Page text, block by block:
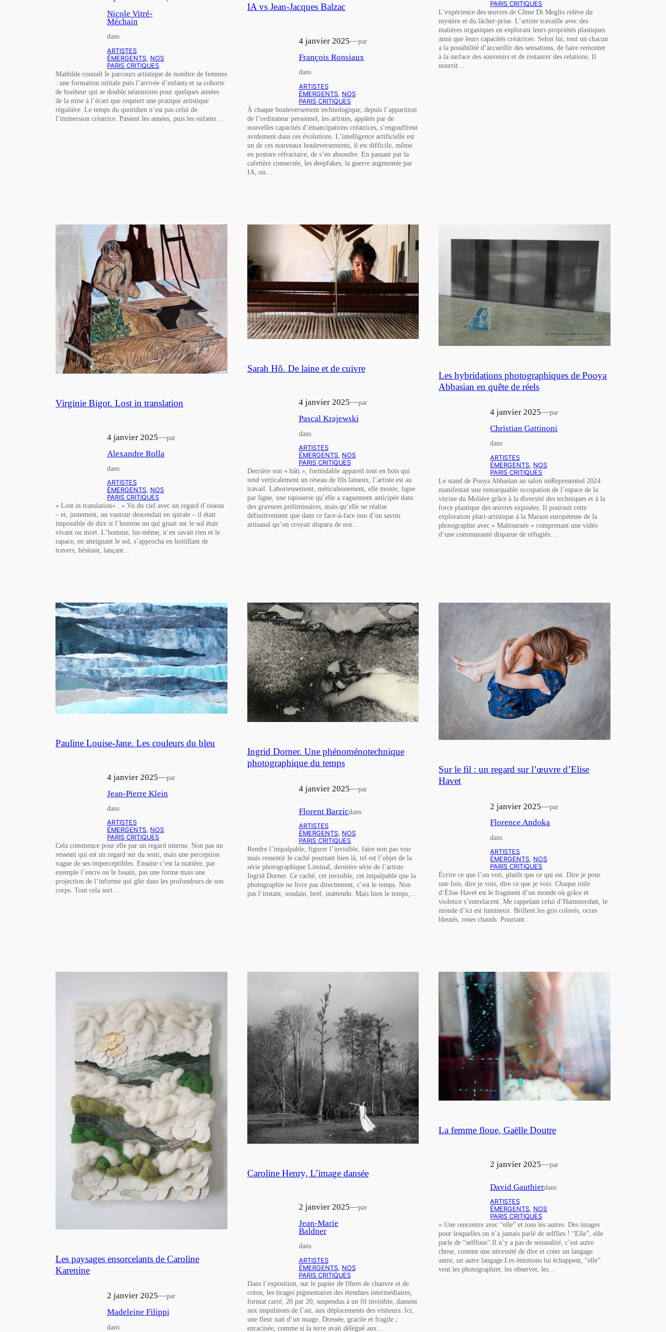
Nicole Vitré-
Méchain
dans
ARTISTES
ÉMERGENTS, NOS
PARIS CRITIQUES
Mathilde connaît le parcours artistique de nombre de femmes
: une formation initiale puis l’arrivée d’enfants et sa cohorte
de bonheur qui se double néanmoins pour quelques années
de la mise à l’écart que requiert une pratique artistique
régulière. Le temps du quotidien n’est pas celui de
l’immersion créatrice. Passent les années, puis les enfants…
IA vs Jean-Jacques Balzac
4 janvier 2025—par
François Ronsiaux
dans
ARTISTES
ÉMERGENTS, NOS
PARIS CRITIQUES
À chaque bouleversement technologique, depuis l’apparition
de l’ordinateur personnel, les artistes, appâtés par de
nouvelles capacités d’émancipations créatrices, s’engouffrent
avidement dans ces évolutions. L’intelligence artificielle est
un de ces nouveaux bouleversements, il est difficile, même
en posture réfractaire, de s’en absoudre. En passant par la
cafetière connectée, les deepfakes, la guerre augmentée par
IA, ou…
PARIS CRITIQUES
L’expérience des œuvres de Côme Di Meglio relève du
mystère et du lâcher-prise. L’artiste travaille avec des
matières organiques en explorant leurs propriétés plastiques
ainsi que leurs capacités créatrices. Selon lui, tout un chacun
a la possibilité d’accueillir des sensations, de faire remonter
à la surface des souvenirs et de restaurer des relations. Il
nourrit…
Virginie Bigot. Lost in translation
4 janvier 2025—par
Alexandre Rolla
dans
ARTISTES
ÉMERGENTS, NOS
PARIS CRITIQUES
« Lost in translation« . « Vu du ciel avec un regard d’oiseau
– et, justement, un vautour descendait en spirale – il était
impossible de dire si l’homme nu qui gisait sur le sol était
vivant ou mort. L’homme, lui-même, n’en savait rien et le
rapace, en atteignant le sol, s’approcha en boitillant de
travers, hésitant, lançant…
Sarah Hô. De laine et de cuivre
4 janvier 2025—par
Pascal Krajewski
dans
ARTISTES
ÉMERGENTS, NOS
PARIS CRITIQUES
Derrière son « bâti », formidable appareil tout en bois qui
tend verticalement un réseau de fils laineux, l’artiste est au
travail. Laborieusement, méticuleusement, elle monte, ligne
par ligne, une tapisserie qu’elle a vaguement anticipée dans
des gravures préliminaires, mais qu’elle ne réalise
définitivement que dans ce face-à-face issu d’un savoir
artisanal qu’on croyait disparu de nos…
Les hybridations photographiques de Pooya
Abbasian en quête de réels
4 janvier 2025—par
Christian Gattinoni
dans
ARTISTES
ÉMERGENTS, NOS
PARIS CRITIQUES
Le stand de Pooya Abbasian au salon unRepresented 2024
manifestait une remarquable occupation de l’espace de la
vitrine du Molière grâce à la diversité des techniques et à la
force plastique des œuvres exposées. Il poursuit cette
exploration pluri-artistique à la Maison européenne de la
photographie avec « Maltournée » comprenant une vidéo
d’une communauté disparue de réfugiés…
Pauline Louise-Jane. Les couleurs du bleu
4 janvier 2025—par
Jean-Pierre Klein
dans
ARTISTES
ÉMERGENTS, NOS
PARIS CRITIQUES
Cela commence pour elle par un regard interne. Non pas un
ressenti qui est un regard sur du senti, mais une perception
vague de ses imperceptibles. Ensuite c’est la matière, par
exemple l’encre ou le fusain, pas une forme mais une
projection de l’informe qui gîte dans les profondeurs de son
corps. Tout cela sort…
Ingrid Dorner. Une phénoménotechnique
photographique du temps
4 janvier 2025—par
Florent Barzicdans
ARTISTES
ÉMERGENTS, NOS
PARIS CRITIQUES
Rendre l’impalpable, figurer l’invisible, faire non pas voir
mais ressentir le caché pourtant bien là, tel est l’objet de la
série photographique Liminal, dernière série de l’artiste
Ingrid Dorner. Ce caché, cet invisible, cet impalpable que la
photographie ne livre pas directement, c’est le temps. Non
pas l’instant, soudain, bref, inattendu. Mais bien le temps,…
Sur le fil : un regard sur l’œuvre d’Elise
Havet
2 janvier 2025—par
Florence Andoka
dans
ARTISTES
ÉMERGENTS, NOS
PARIS CRITIQUES
Écrire ce que l’on voit, plutôt que ce qui est. Dire je pour
une fois, dire je vois, dire ce que je vois. Chaque toile
d’Élise Havet est le fragment d’un monde où grâce et
violence s’entrelacent. Me rappelant celui d’Hammershøi, le
monde d’ici est lumineux. Brillent les gris colorés, ocres
bleutés, roses chauds. Pourtant…
Les paysages ensorcelants de Caroline
Karenine
2 janvier 2025—par
Madeleine Filippi
dans
Caroline Henry, L’image dansée
2 janvier 2025—par
Jean-Marie
Baldner
dans
ARTISTES
ÉMERGENTS, NOS
PARIS CRITIQUES
Dans l’exposition, sur le papier de fibres de chanvre et de
coton, les tirages pigmentaires des étendues intermédiaires,
format carré, 20 par 20, suspendus à un fil invisible, dansent
aux impulsions de l’air, aux déplacements des visiteurs. Ici,
une fleur nait d’un nuage. Dressée, gracile et fragile ;
enracinée, comme si la terre avait délégué aux…
La femme floue, Gaëlle Doutre
2 janvier 2025—par
David Gauthierdans
ARTISTES
ÉMERGENTS, NOS
PARIS CRITIQUES
« Une rencontre avec “elle” et tous les autres. Des images
pour lesquelles on n’a jamais parlé de selflies ! “Elle”, elle
parle de “selflous”.Il n’y a pas de sensualité, c’est autre
chose, comme une nécessité de dire et créer un langage
autre, un autre langage.Les émotions lui échappent, “elle”
veut les photographier, les observer, les…